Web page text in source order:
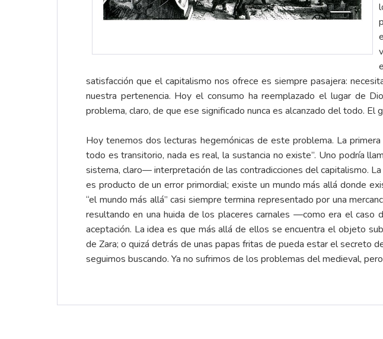
satisfacción que el capitalismo nos ofrece es siempre pasajera:
nuestra pertenencia. Hoy el consumo ha reemplazado el lugar de
problema, claro, de que ese significado nunca es alcanzado del todo.
Hoy tenemos dos lecturas hegemónicas de este problema. La
todo es transitorio, nada es real, la sustancia no existe”. Uno podría
sistema, claro— interpretación de las contradicciones del capitalismo.
es producto de un error primordial; existe un mundo más allá donde
“el mundo más allá” casi siempre termina representado por una
resultando en una huida de los placeres carnales —como era el
aceptación. La idea es que más allá de ellos se encuentra el objeto
de Zara; o quizá detrás de unas papas fritas de pueda estar el secreto
seguimos buscando. Ya no sufrimos de los problemas del medieval,